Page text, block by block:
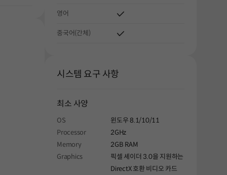
영어
중국어(간체)
시스템 요구 사항
최소 사양
OS
윈도우 8.1/10/11
Processor
2GHz
Memory
2GB RAM
Graphics
픽셀 셰이더 3.0을 지원하는
DirectX 호환 비디오 카드